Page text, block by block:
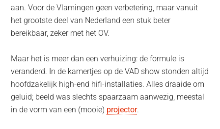
aan. Voor de Vlamingen geen verbetering, maar vanuit
het grootste deel van Nederland een stuk beter
bereikbaar, zeker met het OV.
Maar het is meer dan een verhuizing: de formule is
veranderd. In de kamertjes op de VAD show stonden altijd
hoofdzakelijk high-end hifi-installaties. Alles draaide om
geluid; beeld was slechts spaarzaam aanwezig, meestal
in de vorm van een (mooie) projector.